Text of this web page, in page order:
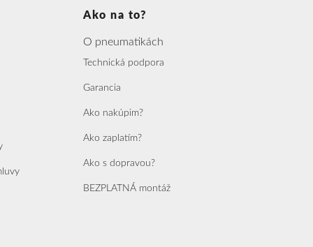
Ako na to?
O pneumatikách
Technická podpora
Garancia
Ako nakúpim?
Ako zaplatím?
Ako s dopravou?
BEZPLATNÁ montáž